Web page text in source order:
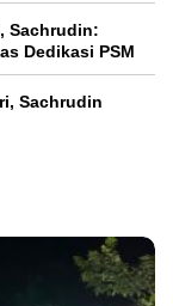
Sachrudin:
Dedikasi PSM
Sachrudin